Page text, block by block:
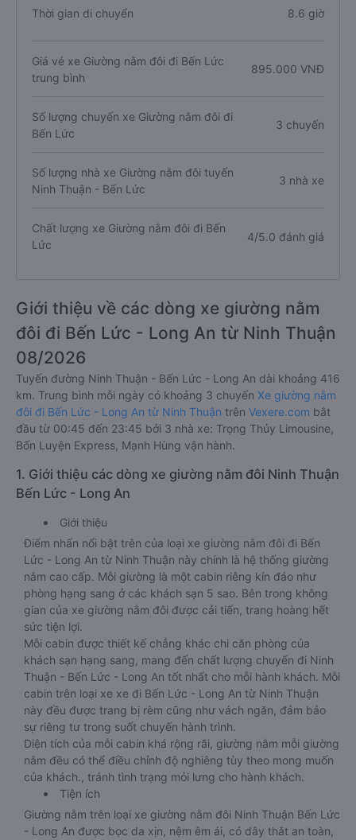
Thời gian di chuyển 8.6 giờ
Giá vé xe Giường nằm đôi đi Bến Lức
trung bình
895.000 VNĐ
Số lượng chuyến xe Giường nằm đôi đi
Bến Lức
3 chuyến
Số lượng nhà xe Giường nằm đôi tuyến
Ninh Thuận - Bến Lức
3 nhà xe
Chất lượng xe Giường nằm đôi đi Bến
Lức
4/5.0 đánh giá
Giới thiệu về các dòng xe giường nằm
đôi đi Bến Lức - Long An từ Ninh Thuận
08/2026
Tuyến đường Ninh Thuận - Bến Lức - Long An dài khoảng 416
km. Trung bình mỗi ngày có khoảng 3 chuyến Xe giường nằm
đôi đi Bến Lức - Long An từ Ninh Thuận trên Vexere.com bắt
đầu từ 00:45 đến 23:45 bởi 3 nhà xe: Trọng Thủy Limousine,
Bốn Luyện Express, Mạnh Hùng vận hành.
1. Giới thiệu các dòng xe giường nằm đôi Ninh Thuận
Bến Lức - Long An
Giới thiệu
Điểm nhấn nổi bật trên của loại xe giường nằm đôi đi Bến
Lức - Long An từ Ninh Thuận này chính là hệ thống giường
nằm cao cấp. Mỗi giường là một cabin riêng kín đáo như
phòng hạng sang ở các khách sạn 5 sao. Bên trong không
gian của xe giường nằm đôi được cải tiến, trang hoàng hết
sức tiện lợi.
Mỗi cabin được thiết kế chẳng khác chi căn phòng của
khách sạn hạng sang, mang đến chất lượng chuyến đi Ninh
Thuận - Bến Lức - Long An tốt nhất cho mỗi hành khách. Mỗi
cabin trên loại xe xe đi Bến Lức - Long An từ Ninh Thuận
này đều được trang bị rèm cũng như vách ngăn, đảm bảo
sự riêng tư trong suốt chuyến hành trình.
Diện tích của mỗi cabin khá rộng rãi, giường nằm mỗi giường
nằm đều có thể điều chỉnh độ nghiêng tùy theo mong muốn
của khách., tránh tình trạng mỏi lưng cho hành khách.
Tiện ích
Giường nằm trên loại xe giường nằm đôi Ninh Thuận Bến Lức
- Long An được bọc da xịn, nệm êm ái, có dây thắt an toàn,